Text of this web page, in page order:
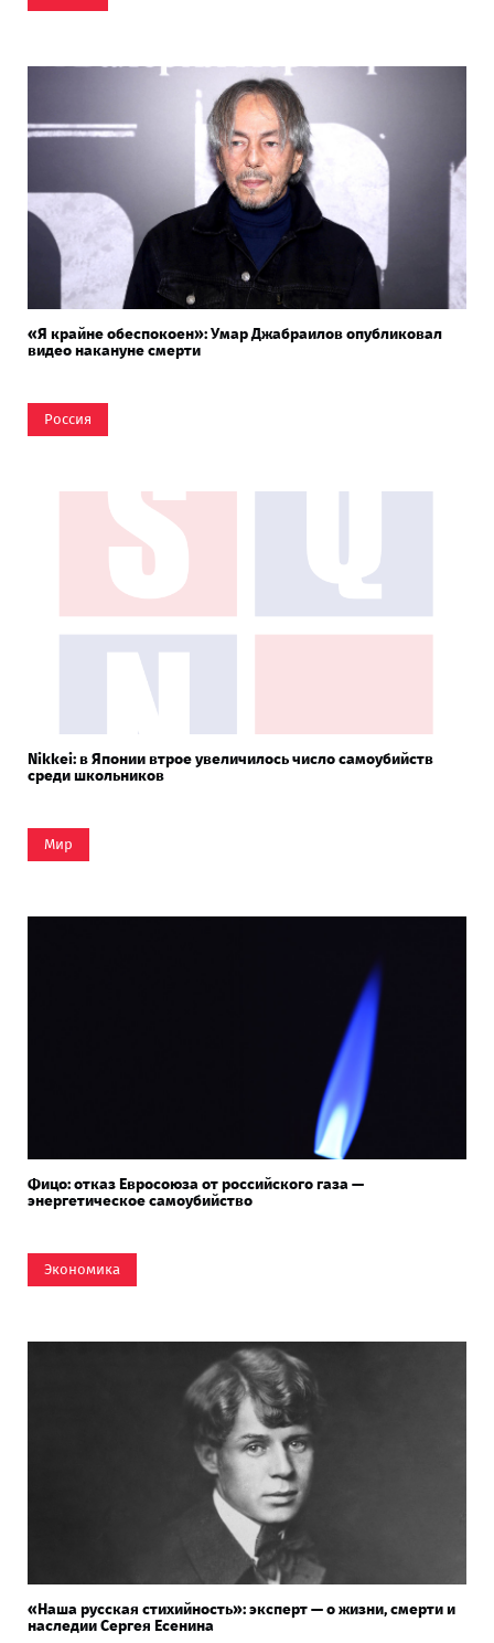
«Я крайне обеспокоен»: Умар Джабраилов опубликовал
видео накануне смерти
Россия
Nikkei: в Японии втрое увеличилось число самоубийств
среди школьников
Мир
Фицо: отказ Евросоюза от российского газа —
энергетическое самоубийство
Экономика
«Наша русская стихийность»: эксперт — о жизни, смерти и
наследии Сергея Есенина